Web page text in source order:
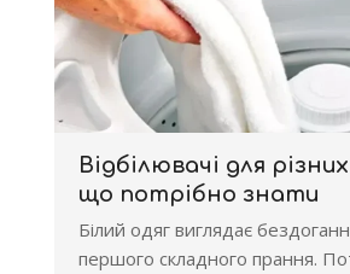
Відбілювачі для
що потрібно знати
Білий одяг виглядає
першого складного прання.